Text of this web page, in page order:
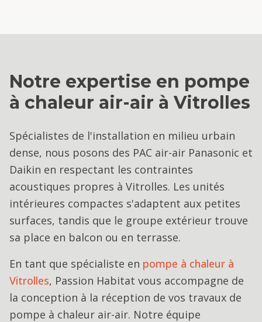
Notre expertise en pompe
à chaleur air-air à Vitrolles
Spécialistes de l'installation en milieu urbain
dense, nous posons des PAC air-air Panasonic et
Daikin en respectant les contraintes
acoustiques propres à Vitrolles. Les unités
intérieures compactes s'adaptent aux petites
surfaces, tandis que le groupe extérieur trouve
sa place en balcon ou en terrasse.
En tant que spécialiste en pompe à chaleur à
Vitrolles, Passion Habitat vous accompagne de
la conception à la réception de vos travaux de
pompe à chaleur air-air. Notre équipe